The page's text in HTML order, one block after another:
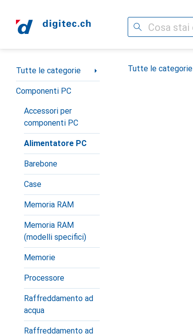
Cerca
Categoria Navigazione
Tutte le categorie
Componenti PC
Accessori per
componenti PC
Alimentatore PC
Barebone
Case
Memoria RAM
Memoria RAM
(modelli specifici)
Memorie
Processore
Raffreddamento ad
acqua
Raffreddamento ad
Tutte le categorie